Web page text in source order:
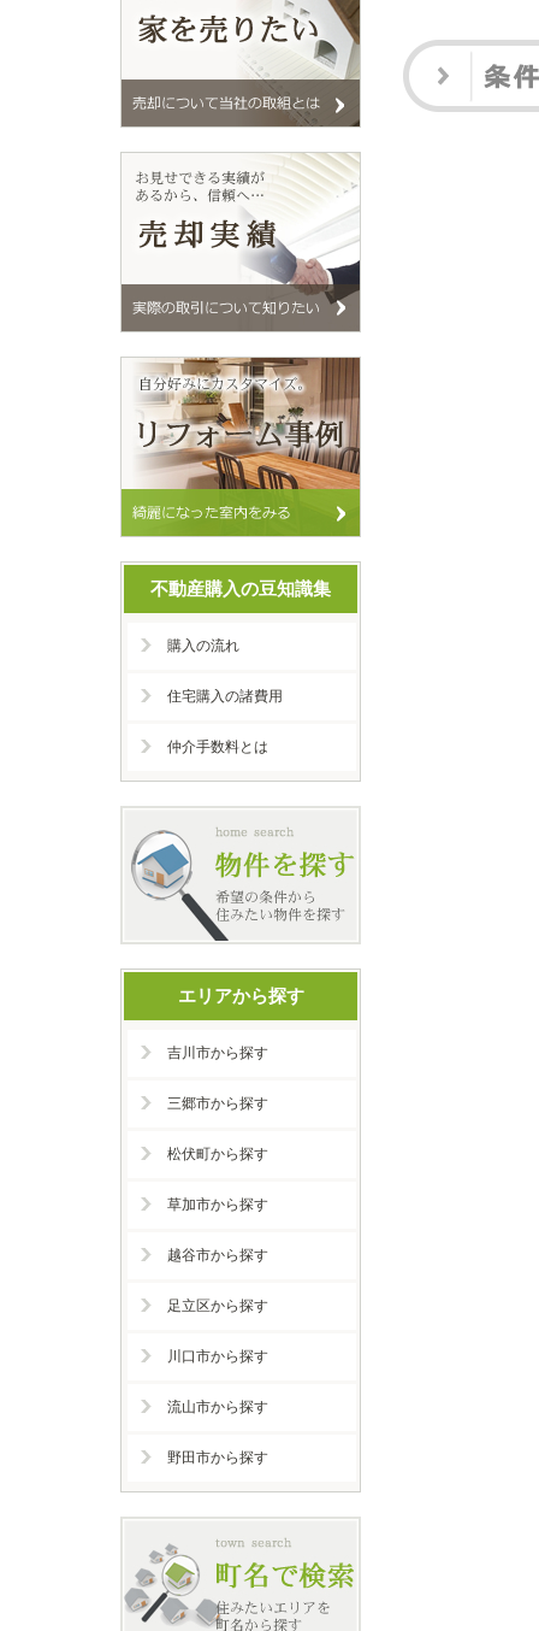
不動産購入の豆知識集
購入の流れ
住宅購入の諸費用
仲介手数料とは
エリアから探す
吉川市から探す
三郷市から探す
松伏町から探す
草加市から探す
越谷市から探す
足立区から探す
川口市から探す
流山市から探す
野田市から探す